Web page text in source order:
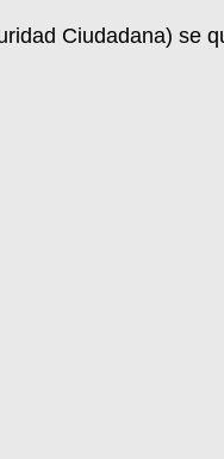
Ciudadana) se